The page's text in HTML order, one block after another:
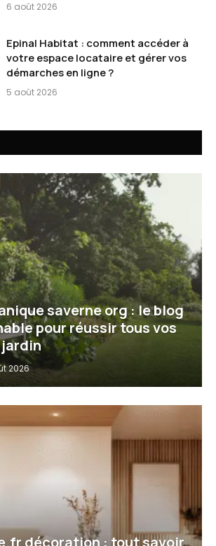
6 août 2026
Epinal Habitat : comment accéder à
votre espace locataire et gérer vos
démarches en ligne ?
5 août 2026
saverne org : le blog
pour réussir tous vos
2026
décoration : tout savoir